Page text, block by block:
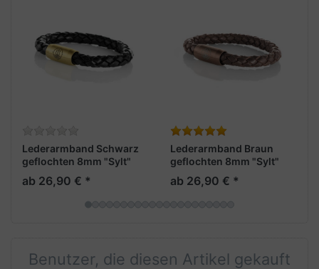
Lederarmband Schwarz
geflochten 8mm "Sylt"
ab 26,90 € *
Lederarmband Braun
geflochten 8mm "Sylt"
ab 26,90 € *
Benutzer, die diesen Artikel gekauft